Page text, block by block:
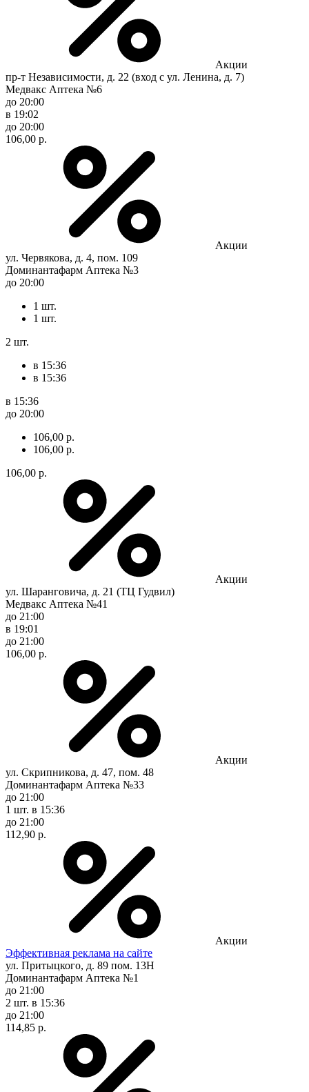
Акции
пр-т Независимости, д. 22 (вход с ул. Ленина, д. 7)
Медвакс Аптека №6
до 20:00
в 19:02
до 20:00
106,00 р.
Акции
ул. Червякова, д. 4, пом. 109
Доминантафарм Аптека №3
до 20:00
1 шт.
1 шт.
2 шт.
в 15:36
в 15:36
в 15:36
до 20:00
106,00 р.
106,00 р.
106,00 р.
Акции
ул. Шаранговича, д. 21 (ТЦ Гудвил)
Медвакс Аптека №41
до 21:00
в 19:01
до 21:00
106,00 р.
Акции
ул. Скрипникова, д. 47, пом. 48
Доминантафарм Аптека №33
до 21:00
1 шт. в 15:36
до 21:00
112,90 р.
Акции
Эффективная реклама на сайте
ул. Притыцкого, д. 89 пом. 13Н
Доминантафарм Аптека №1
до 21:00
2 шт. в 15:36
до 21:00
114,85 р.